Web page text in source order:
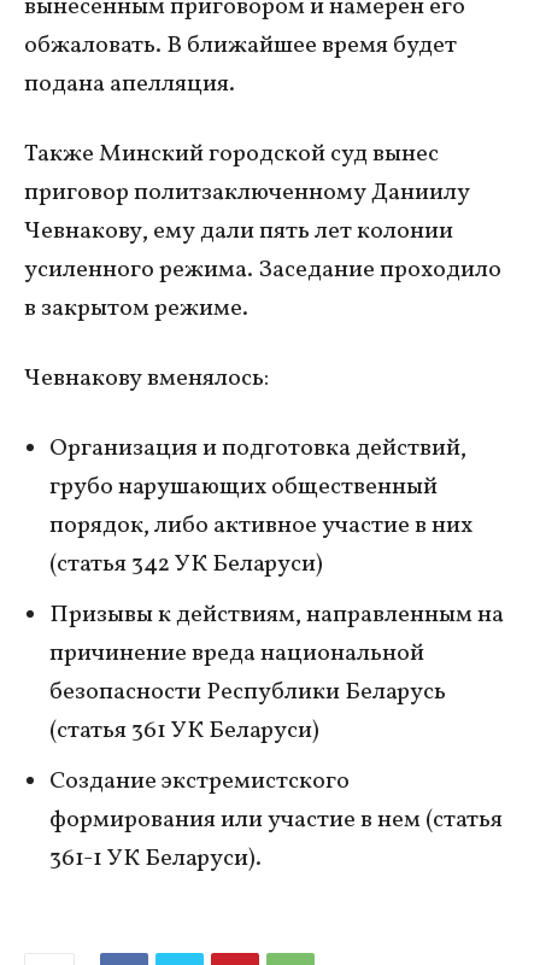
вынесенным приговором и намерен его
обжаловать. В ближайшее время будет
подана апелляция.
Также Минский городской суд вынес
приговор политзаключенному Даниилу
Чевнакову, ему дали пять лет колонии
усиленного режима. Заседание проходило
в закрытом режиме.
Чевнакову вменялось:
Организация и подготовка действий,
грубо нарушающих общественный
порядок, либо активное участие в них
(статья 342 УК Беларуси)
Призывы к действиям, направленным на
причинение вреда национальной
безопасности Республики Беларусь
(статья 361 УК Беларуси)
Создание экстремистского
формирования или участие в нем (статья
361-1 УК Беларуси).